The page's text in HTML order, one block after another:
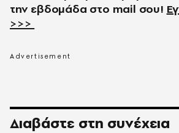
την εβδομάδα στο mail σου!
>>>
Διαβάστε στη συνέχεια